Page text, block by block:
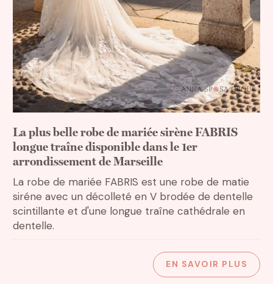
La plus belle robe de mariée sirène FABRIS
longue traîne disponible dans le 1er
arrondissement de Marseille
La robe de mariée FABRIS est une robe de matie
siréne avec un décolleté en V brodée de dentelle
scintillante et d'une longue traîne cathédrale en
dentelle.
EN SAVOIR PLUS